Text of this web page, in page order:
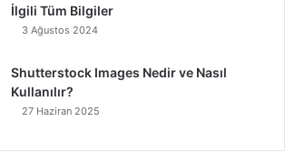
İlgili Tüm Bilgiler
3 Ağustos 2024
Shutterstock Images Nedir ve Nasıl
Kullanılır?
27 Haziran 2025